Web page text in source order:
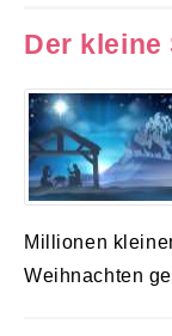
Der kleine
Millionen
Weihnachten